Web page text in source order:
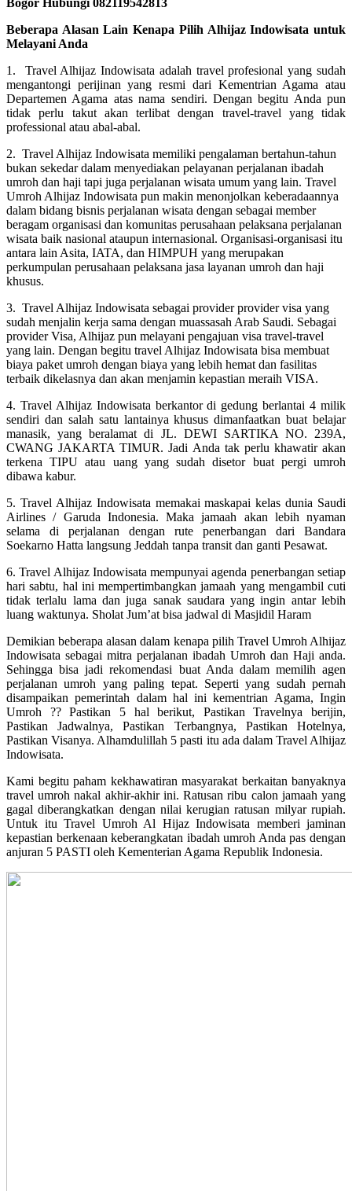
Beberapa Alasan Lain Kenapa Pilih Alhijaz Indowisata untuk
Melayani Anda
1. Travel Alhijaz Indowisata adalah travel profesional yang sudah
mengantongi perijinan yang resmi dari Kementrian Agama atau
Departemen Agama atas nama sendiri. Dengan begitu Anda pun
tidak perlu takut akan terlibat dengan travel-travel yang tidak
professional atau abal-abal.
2. Travel Alhijaz Indowisata memiliki pengalaman bertahun-tahun
bukan sekedar dalam menyediakan pelayanan perjalanan ibadah
umroh dan haji tapi juga perjalanan wisata umum yang lain. Travel
Umroh Alhijaz Indowisata pun makin menonjolkan keberadaannya
dalam bidang bisnis perjalanan wisata dengan sebagai member
beragam organisasi dan komunitas perusahaan pelaksana perjalanan
wisata baik nasional ataupun internasional. Organisasi-organisasi itu
antara lain Asita, IATA, dan HIMPUH yang merupakan
perkumpulan perusahaan pelaksana jasa layanan umroh dan haji
khusus.
3. Travel Alhijaz Indowisata sebagai provider provider visa yang
sudah menjalin kerja sama dengan muassasah Arab Saudi. Sebagai
provider Visa, Alhijaz pun melayani pengajuan visa travel-travel
yang lain. Dengan begitu travel Alhijaz Indowisata bisa membuat
biaya paket umroh dengan biaya yang lebih hemat dan fasilitas
terbaik dikelasnya dan akan menjamin kepastian meraih VISA.
4. Travel Alhijaz Indowisata berkantor di gedung berlantai 4 milik
sendiri dan salah satu lantainya khusus dimanfaatkan buat belajar
manasik, yang beralamat di JL. DEWI SARTIKA NO. 239A,
CWANG JAKARTA TIMUR. Jadi Anda tak perlu khawatir akan
terkena TIPU atau uang yang sudah disetor buat pergi umroh
dibawa kabur.
5. Travel Alhijaz Indowisata memakai maskapai kelas dunia Saudi
Airlines / Garuda Indonesia. Maka jamaah akan lebih nyaman
selama di perjalanan dengan rute penerbangan dari Bandara
Soekarno Hatta langsung Jeddah tanpa transit dan ganti Pesawat.
6. Travel Alhijaz Indowisata mempunyai agenda penerbangan setiap
hari sabtu, hal ini mempertimbangkan jamaah yang mengambil cuti
tidak terlalu lama dan juga sanak saudara yang ingin antar lebih
luang waktunya. Sholat Jum’at bisa jadwal di Masjidil Haram
Demikian beberapa alasan dalam kenapa pilih Travel Umroh Alhijaz
Indowisata sebagai mitra perjalanan ibadah Umroh dan Haji anda.
Sehingga bisa jadi rekomendasi buat Anda dalam memilih agen
perjalanan umroh yang paling tepat. Seperti yang sudah pernah
disampaikan pemerintah dalam hal ini kementrian Agama, Ingin
Umroh ?? Pastikan 5 hal berikut, Pastikan Travelnya berijin,
Pastikan Jadwalnya, Pastikan Terbangnya, Pastikan Hotelnya,
Pastikan Visanya. Alhamdulillah 5 pasti itu ada dalam Travel Alhijaz
Indowisata.
Kami begitu paham kekhawatiran masyarakat berkaitan banyaknya
travel umroh nakal akhir-akhir ini. Ratusan ribu calon jamaah yang
gagal diberangkatkan dengan nilai kerugian ratusan milyar rupiah.
Untuk itu Travel Umroh Al Hijaz Indowisata memberi jaminan
kepastian berkenaan keberangkatan ibadah umroh Anda pas dengan
anjuran 5 PASTI oleh Kementerian Agama Republik Indonesia.